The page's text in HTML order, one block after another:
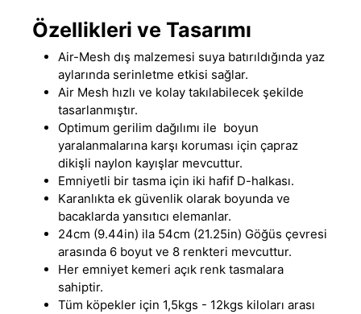
Özellikleri ve Tasarımı
Air-Mesh dış malzemesi suya batırıldığında yaz
aylarında serinletme etkisi sağlar.
Air Mesh hızlı ve kolay takılabilecek şekilde
tasarlanmıştır.
Optimum gerilim dağılımı ile boyun
yaralanmalarına karşı koruması için çapraz
dikişli naylon kayışlar mevcuttur.
Emniyetli bir tasma için iki hafif D-halkası.
Karanlıkta ek güvenlik olarak boyunda ve
bacaklarda yansıtıcı elemanlar.
24cm (9.44in) ila 54cm (21.25in) Göğüs çevresi
arasında 6 boyut ve 8 renkteri mevcuttur.
Her emniyet kemeri açık renk tasmalara
sahiptir.
Tüm köpekler için 1,5kgs - 12kgs kiloları arası